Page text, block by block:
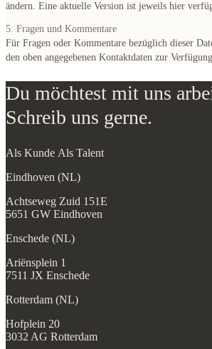
ändern. Eine aktuelle Version ist jeweils hier
5. Fragen und Kommentare
Für Fragen oder Kommentare bezüglich dieser
den oben angegebenen Kontaktdaten zur
Du möchtest mit uns
Schreib uns gerne.
Als Kunde Als Talent
Eindhoven (NL)
Achtseweg Zuid 151E
5651 GW Eindhoven
Enschede (NL)
Ariënsplein 1
7511 JX Enschede
Rotterdam (NL)
Hofplein 20
3032 AG Rotterdam